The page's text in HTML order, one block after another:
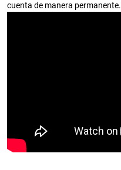
cuenta de manera permanente.